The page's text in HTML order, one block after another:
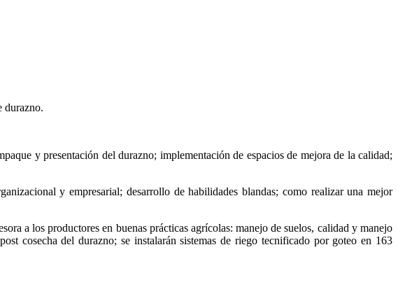
durazno.
y presentación del durazno; implementación de espacios de mejora de la calidad;
y empresarial; desarrollo de habilidades blandas; como realizar una mejor
a los productores en buenas prácticas agrícolas: manejo de suelos, calidad y manejo
cosecha del durazno; se instalarán sistemas de riego tecnificado por goteo en 163